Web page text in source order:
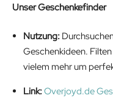
Unser Geschenkefinder
Nutzung:
Geschenkideen.
vielem mehr um
Link:Overjoyd.de